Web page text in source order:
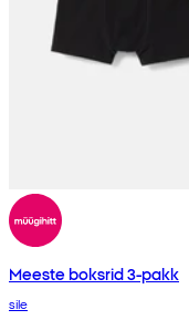
Meeste boksrid 3-pakk
sile